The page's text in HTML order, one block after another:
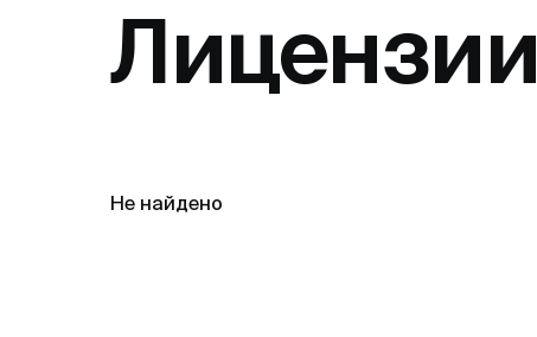
Лицензии
Не найдено